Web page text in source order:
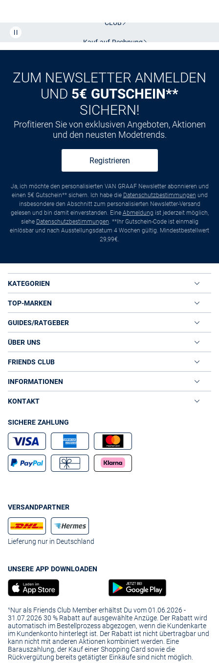
CLUB
Kauf auf Rechnung
ZUM NEWSLETTER ANMELDEN
UND 5€ GUTSCHEIN**
SICHERN!
Profitieren Sie von exklusiven Angeboten, Aktionen
und den neusten Modetrends.
Registrieren
Ja, ich möchte den personalisierten VAN GRAAF Newsletter abonnieren und
einen 5€ Gutschein** sichern. Ich habe die Datenschutzbestimmungen und
insbesondere den Abschnitt zum personalisierten Newsletter-Versand
gelesen und bin damit einverstanden. Eine Abmeldung ist jederzeit möglich,
siehe Datenschutzbestimmungen. **Ihr Gutschein-Code ist einmalig
einlösbar und nach Ausstellungsdatum 4 Wochen gültig. Mindestbestellwert
29,99€.
KATEGORIEN
TOP-MARKEN
GUIDES/RATGEBER
ÜBER UNS
FRIENDS CLUB
INFORMATIONEN
KONTAKT
SICHERE ZAHLUNG
VERSANDPARTNER
Lieferung nur in Deutschland
UNSERE APP DOWNLOADEN
¹Nur als Friends Club Member erhältst Du vom 01.06.2026 -
31.07.2026 30 % Rabatt auf ausgewählte Anzüge. Der Rabatt wird
automatisch im Bestellprozess abgezogen, wenn die Kundenkarte
im Kundenkonto hinterlegt ist. Der Rabatt ist nicht übertragbar und
kann nicht mit anderen Aktionen kombiniert werden. Eine
Barauszahlung, der Kauf einer Shopping Card sowie die
Rückvergütung bereits getätigter Einkäufe sind nicht möglich.